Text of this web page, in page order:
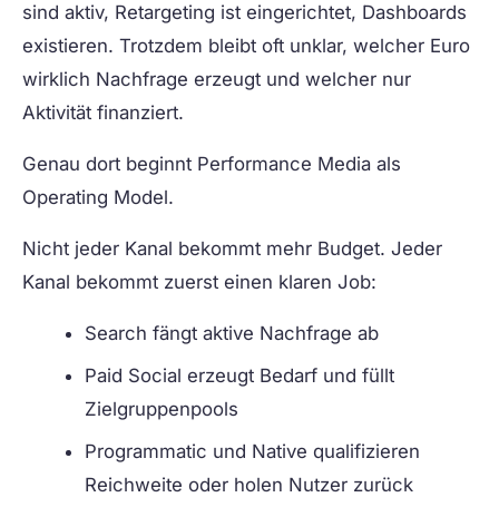
sind aktiv, Retargeting ist eingerichtet, Dashboards
existieren. Trotzdem bleibt oft unklar, welcher Euro
wirklich Nachfrage erzeugt und welcher nur
Aktivität finanziert.
Genau dort beginnt Performance Media als
Operating Model.
Nicht jeder Kanal bekommt mehr Budget. Jeder
Kanal bekommt zuerst einen klaren Job:
Search fängt aktive Nachfrage ab
Paid Social erzeugt Bedarf und füllt
Zielgruppenpools
Programmatic und Native qualifizieren
Reichweite oder holen Nutzer zurück